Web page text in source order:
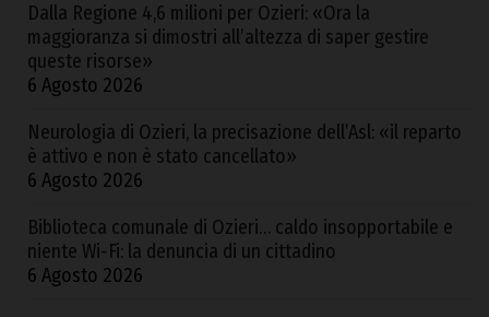
Dalla Regione 4,6 milioni per Ozieri: «Ora la
maggioranza si dimostri all’altezza di saper gestire
queste risorse»
6 Agosto 2026
Neurologia di Ozieri, la precisazione dell’Asl: «il reparto
è attivo e non è stato cancellato»
6 Agosto 2026
Biblioteca comunale di Ozieri… caldo insopportabile e
niente Wi-Fi: la denuncia di un cittadino
6 Agosto 2026